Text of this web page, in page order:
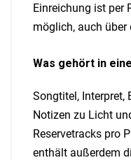
Einreichung ist per
möglich, auch über
Was gehört in
Songtitel, Interpret,
Notizen zu Licht
Reservetracks pro
enthält außerdem